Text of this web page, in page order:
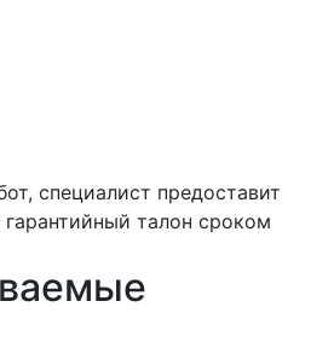
специалист предоставит
талон сроком